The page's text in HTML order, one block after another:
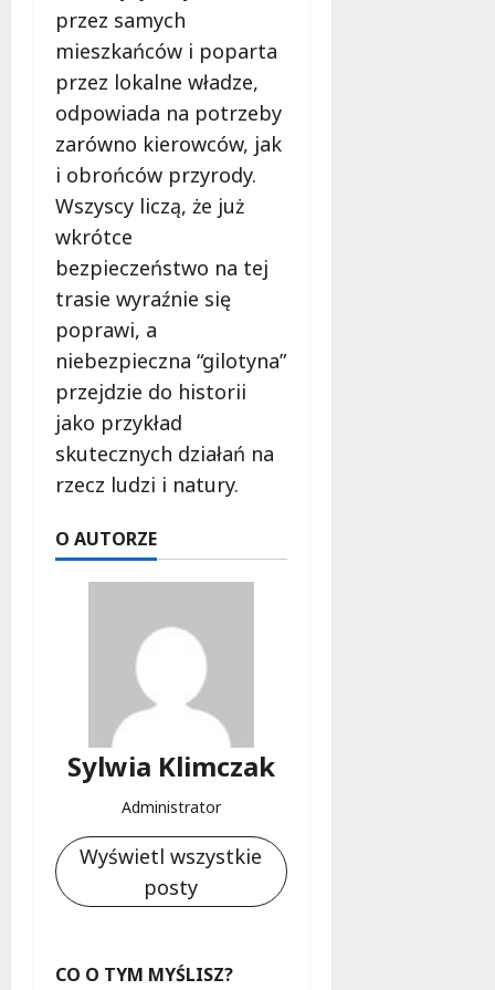
przez samych
mieszkańców i poparta
przez lokalne władze,
odpowiada na potrzeby
zarówno kierowców, jak
i obrońców przyrody.
Wszyscy liczą, że już
wkrótce
bezpieczeństwo na tej
trasie wyraźnie się
poprawi, a
niebezpieczna “gilotyna”
przejdzie do historii
jako przykład
skutecznych działań na
rzecz ludzi i natury.
O AUTORZE
Sylwia Klimczak
Administrator
Wyświetl wszystkie
posty
CO O TYM MYŚLISZ?